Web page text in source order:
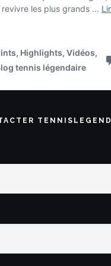
TENNISLEGEND